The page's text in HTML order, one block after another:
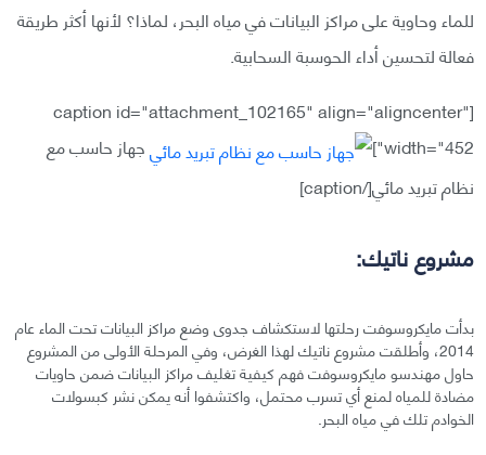
للماء وحاوية على مراكز البيانات في مياه البحر، لماذا؟ لأنها أكثر طريقة
فعالة لتحسين أداء الحوسبة السحابية.
[caption id="attachment_102165" align="aligncenter"
width="452"]
جهاز حاسب مع
نظام تبريد مائي[/caption]
مشروع ناتيك:
بدأت مايكروسوفت رحلتها لاستكشاف جدوى وضع مراكز البيانات تحت الماء عام
2014، وأطلقت مشروع ناتيك لهذا الغرض، وفي المرحلة الأولى من المشروع
حاول مهندسو مايكروسوفت فهم كيفية تغليف مراكز البيانات ضمن حاويات
مضادة للمياه لمنع أي تسرب محتمل، واكتشفوا أنه يمكن نشر كبسولات
الخوادم تلك في مياه البحر.